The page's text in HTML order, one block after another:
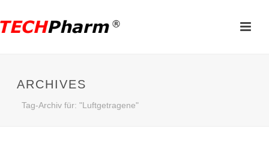
ARCHIVES
Tag-Archiv für: "Luftgetragene"